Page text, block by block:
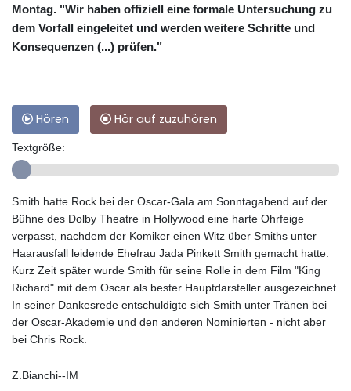
Montag. "Wir haben offiziell eine formale Untersuchung zu
dem Vorfall eingeleitet und werden weitere Schritte und
Konsequenzen (...) prüfen."
Hören Hör auf zuzuhören
Textgröße:
Smith hatte Rock bei der Oscar-Gala am Sonntagabend auf der
Bühne des Dolby Theatre in Hollywood eine harte Ohrfeige
verpasst, nachdem der Komiker einen Witz über Smiths unter
Haarausfall leidende Ehefrau Jada Pinkett Smith gemacht hatte.
Kurz Zeit später wurde Smith für seine Rolle in dem Film "King
Richard" mit dem Oscar als bester Hauptdarsteller ausgezeichnet.
In seiner Dankesrede entschuldigte sich Smith unter Tränen bei
der Oscar-Akademie und den anderen Nominierten - nicht aber
bei Chris Rock.
Z.Bianchi--IM